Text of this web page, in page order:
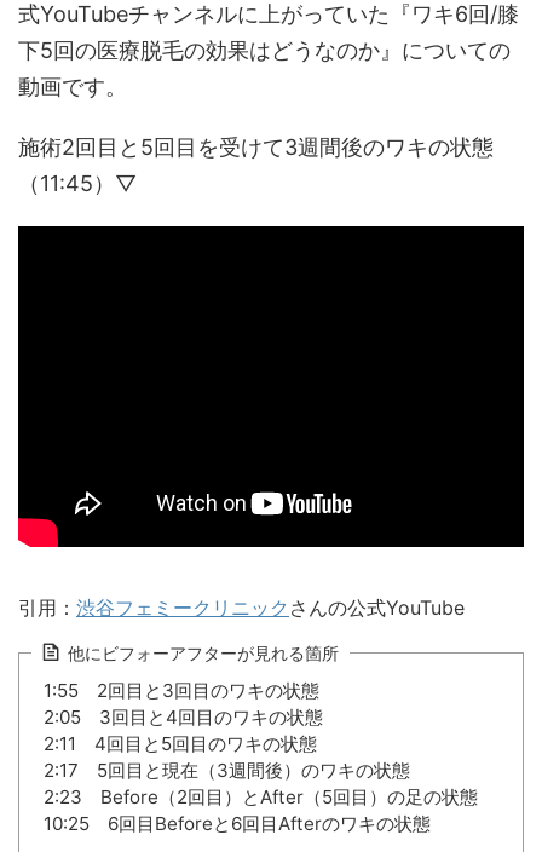
式YouTubeチャンネルに上がっていた『ワキ6回/膝
下5回の医療脱毛の効果はどうなのか』についての
動画です。
施術2回目と5回目を受けて3週間後のワキの状態
（11:45）▽
引用： 渋谷フェミークリニック さんの公式YouTube
他にビフォーアフターが見れる箇所
1:55 2回目と3回目のワキの状態
2:05 3回目と4回目のワキの状態
2:11 4回目と5回目のワキの状態
2:17 5回目と現在（3週間後）のワキの状態
2:23 Before（2回目）とAfter（5回目）の足の状態
10:25 6回目Beforeと6回目Afterのワキの状態